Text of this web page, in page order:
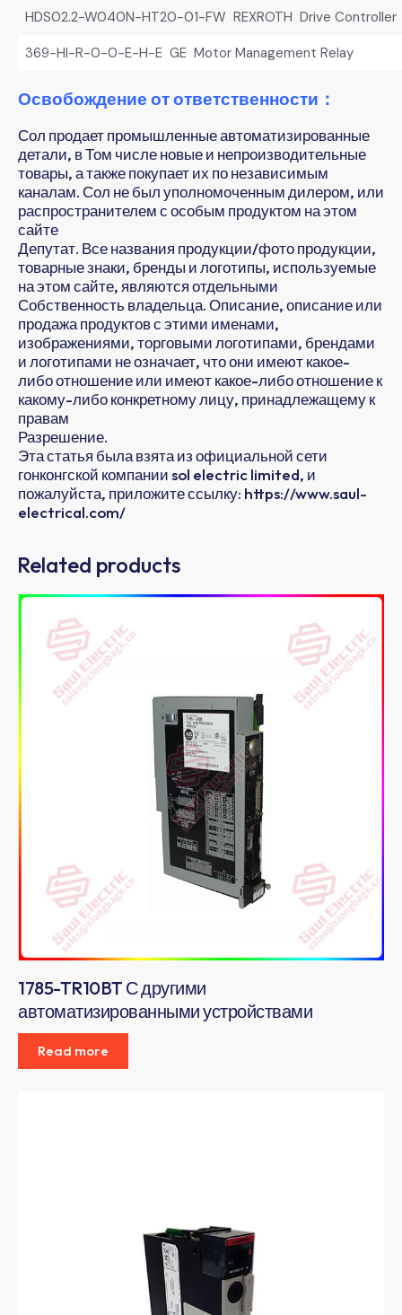
HDS02.2-W040N-HT20-01-FW REXROTH Drive Controller
369-HI-R-0-0-E-H-E GE Motor Management Relay
Освобождение от ответственности：
Сол продает промышленные автоматизированные
детали, в Том числе новые и непроизводительные
товары, а также покупает их по независимым
каналам. Сол не был уполномоченным дилером, или
распространителем с особым продуктом на этом
сайте
Депутат. Все названия продукции/фото продукции,
товарные знаки, бренды и логотипы, используемые
на этом сайте, являются отдельными
Собственность владельца. Описание, описание или
продажа продуктов с этими именами,
изображениями, торговыми логотипами, брендами
и логотипами не означает, что они имеют какое-
либо отношение или имеют какое-либо отношение к
какому-либо конкретному лицу, принадлежащему к
правам
Разрешение.
Эта статья была взята из официальной сети
гонконгской компании sol electric limited, и
пожалуйста, приложите ссылку: https://www.saul-
electrical.com/
Related products
1785-TR10BT С другими
автоматизированными устройствами
Read more